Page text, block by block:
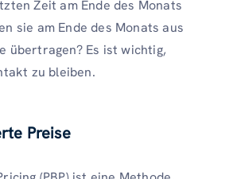
Zeit am Ende des Monats
sie am Ende des Monats aus
übertragen? Es ist wichtig,
zu bleiben.
Preise